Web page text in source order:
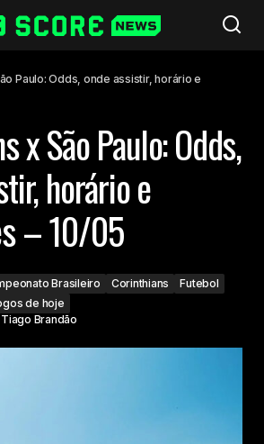
Paulo: Odds, onde assistir, horário e
x São Paulo: Odds,
horário e
– 10/05
Brasileiro Corinthians
Futebol
de hoje
Tiago Brandão